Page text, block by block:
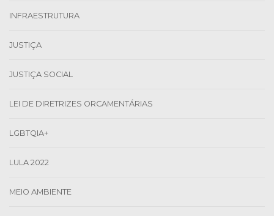
INFRAESTRUTURA
JUSTIÇA
JUSTIÇA SOCIAL
LEI DE DIRETRIZES ORCAMENTÁRIAS
LGBTQIA+
LULA 2022
MEIO AMBIENTE